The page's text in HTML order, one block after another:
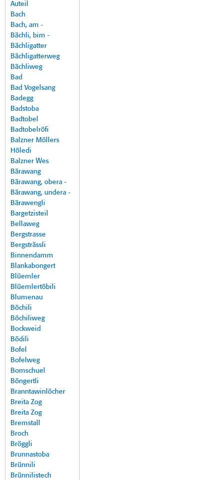
Auteil
Bach
Bach, am -
Bächli, bim -
Bächligatter
Bächligatterweg
Bächliweg
Bad
Bad Vogelsang
Badegg
Badstoba
Badtobel
Badtobelröfi
Balzner Möllers
Höledi
Balzner Wes
Bärawang
Bärawang, obera -
Bärawang, undera -
Bärawengli
Bargetzisteil
Bellaweg
Bergstrasse
Bergsträssli
Binnendamm
Blankabongert
Blüemler
Blüemlertöbili
Blumenau
Böchili
Böchiliweg
Bockweid
Bödili
Bofel
Bofelweg
Bomschuel
Böngertli
Branntawinlöcher
Breita Zog
Breita Zog
Bremstall
Broch
Bröggli
Brunnastoba
Brünnili
Brünnilistech